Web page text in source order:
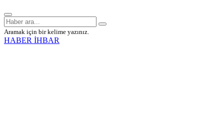
Aramak için bir kelime yazınız.
HABER İHBAR